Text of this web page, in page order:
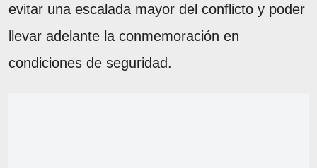
evitar una escalada mayor del conflicto y poder
llevar adelante la conmemoración en
condiciones de seguridad.